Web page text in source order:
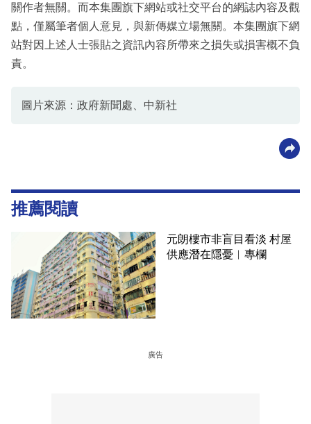
關作者無關。而本集團旗下網站或社交平台的網誌內容及觀
點，僅屬筆者個人意見，與新傳媒立場無關。本集團旗下網
站對因上述人士張貼之資訊內容所帶來之損失或損害概不負
責。
圖片來源：政府新聞處、中新社
推薦閱讀
元朗樓市非盲目看淡 村屋
供應潛在隱憂︳專欄
廣告